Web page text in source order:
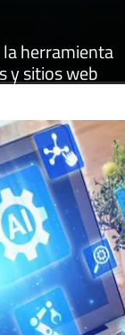
herramienta
y sitios web